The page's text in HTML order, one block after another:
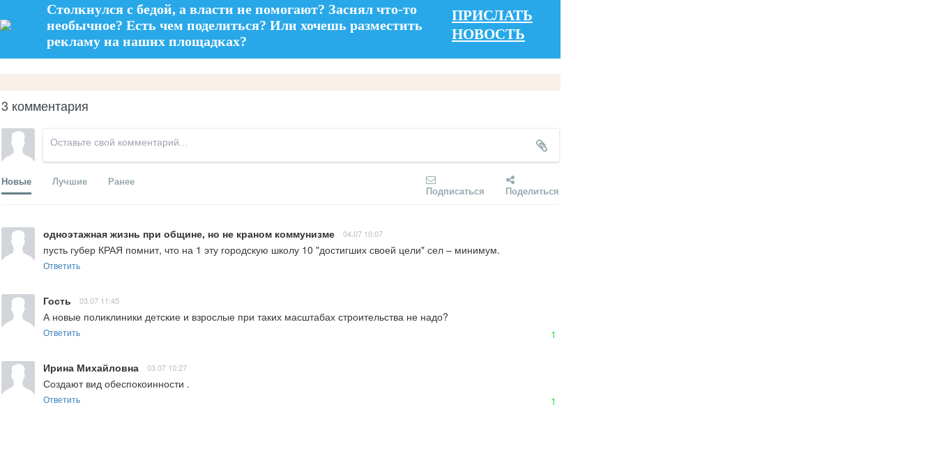
Столкнулся с бедой, а власти не помогают? Заснял что-то
необычное? Есть чем поделиться? Или хочешь разместить
рекламу на наших площадках?
ПРИСЛАТЬ
НОВОСТЬ
3 комментария
Новые Лучшие Ранее
Подписаться Поделиться
одноэтажная жизнь при общине, но не краном коммунизме 04.07 10:07
пусть губер КРАЯ помнит, что на 1 эту городскую школу 10 "достигших своей цели" сел – минимум.
Ответить
Гость 03.07 11:45
А новые поликлиники детские и взрослые при таких масштабах строительства не надо?
Ответить 1
Ирина Михайловна 03.07 10:27
Создают вид обеспокоинности .
Ответить 1